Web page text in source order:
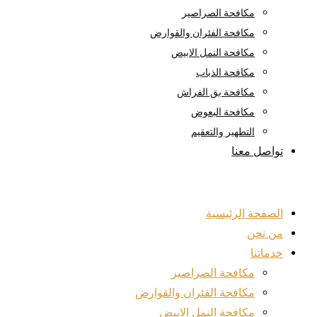
مكافحة الصراصير
مكافحة الفئران والقوارض
مكافحة النمل الابيض
مكافحة الذباب
مكافحة بق الفراش
مكافحة البعوض
التطهير والتعقيم
تواصل معنا
الصفحة الرئيسية
من نحن
خدماتنا
مكافحة الصراصير
مكافحة الفئران والقوارض
مكافحة النمل الابيض